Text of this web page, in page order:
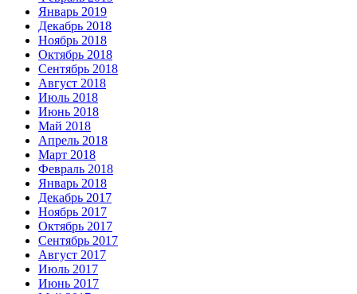
Январь 2019
Декабрь 2018
Ноябрь 2018
Октябрь 2018
Сентябрь 2018
Август 2018
Июль 2018
Июнь 2018
Май 2018
Апрель 2018
Март 2018
Февраль 2018
Январь 2018
Декабрь 2017
Ноябрь 2017
Октябрь 2017
Сентябрь 2017
Август 2017
Июль 2017
Июнь 2017